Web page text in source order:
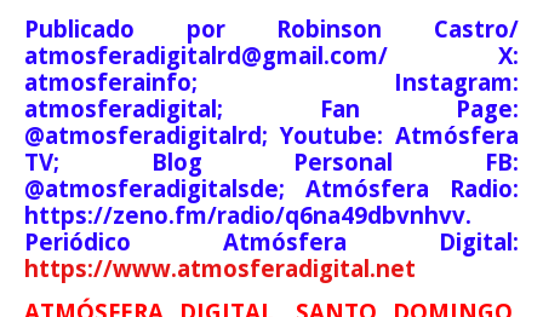
Publicado por Robinson Castro/
atmosferadigitalrd@gmail.com/ X:
atmosferainfo; Instagram:
atmosferadigital; Fan Page:
@atmosferadigitalrd; Youtube: Atmósfera
TV; Blog Personal FB:
@atmosferadigitalsde; Atmósfera Radio:
https://zeno.fm/radio/q6na49dbvnhvv.
Periódico Atmósfera Digital:
https://www.atmosferadigital.net